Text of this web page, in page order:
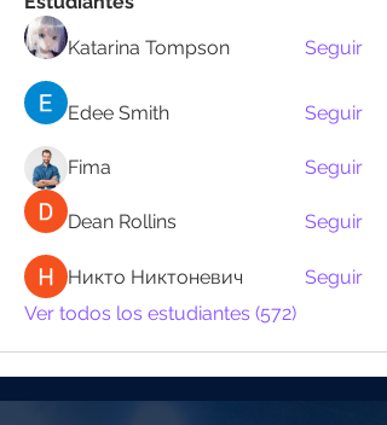
Katarina Tompson
Seguir
Edee Smith Seguir
Fima Seguir
Dean Rollins Seguir
Никто Никтоневич
Seguir
Ver todos los estudiantes (572)